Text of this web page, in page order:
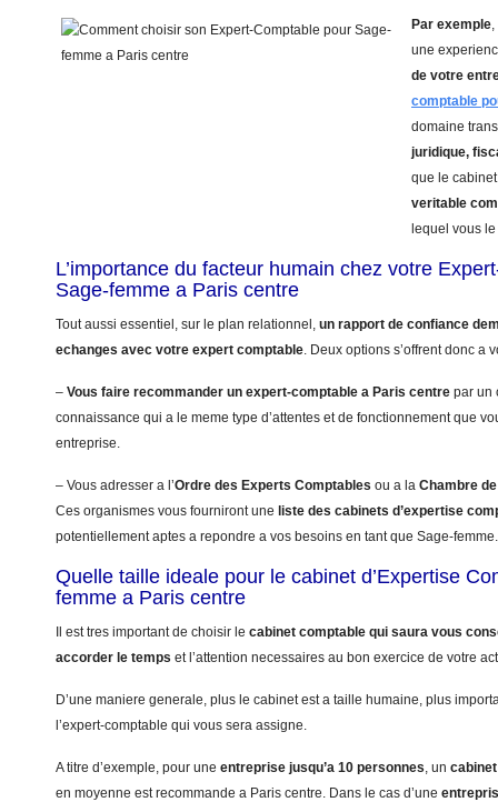
Par exemple
une
de votre
comptable
domaine
juridique,
que le
veritable
lequel vous
L’importance du facteur humain chez votre
Sage-femme a Paris centre
Tout aussi essentiel, sur le plan relationnel, un rapport de confiance
echanges avec votre expert comptable. Deux options s’offrent donc a
– Vous faire recommander un expert-comptable a Paris centre par un
connaissance qui a le meme type d’attentes et de fonctionnement que
entreprise.
– Vous adresser a l’Ordre des Experts Comptables ou a la Chambre
Ces organismes vous fourniront une liste des cabinets d’expertise
potentiellement aptes a repondre a vos besoins en tant que Sage-femme.
Quelle taille ideale pour le cabinet d’Expertise
femme a Paris centre
Il est tres important de choisir le cabinet comptable qui saura vous
accorder le temps et l’attention necessaires au bon exercice de votre
D’une maniere generale, plus le cabinet est a taille humaine, plus
l’expert-comptable qui vous sera assigne.
A titre d’exemple, pour une entreprise jusqu’a 10 personnes, un
en moyenne est recommande a Paris centre. Dans le cas d’une